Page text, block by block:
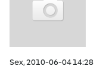
Sex, 2010-06-04 14:28